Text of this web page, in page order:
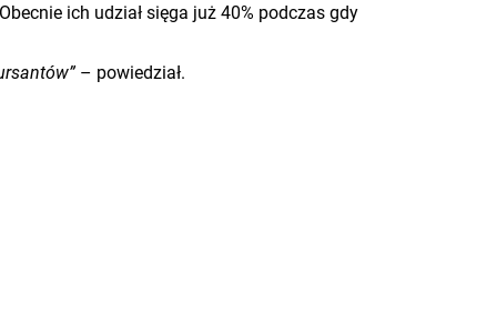
ich udział sięga już 40% podczas gdy
– powiedział.